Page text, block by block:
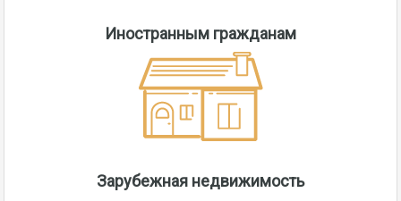
Иностранным гражданам
Зарубежная недвижимость